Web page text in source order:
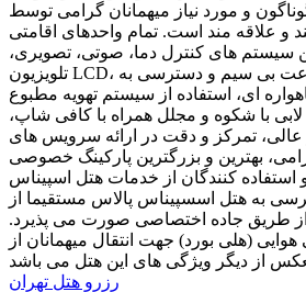
و مورد نیاز میهمانان گرامی توسط
و علاقه مند است. تمام واحدهای اقامتی
سیستم های کنترل دما، صوتی، تصویری،
تلویزیون LCD، تلفن، اینترنت پرسرعت بی سیم و دسترسی به
ای، استفاده از سیستم تهویه مطبوع
با شکوه و مجلل همراه با کافی شاپ،
عالی، تمرکز و دقت در ارائه سرویس های
بهترین و بزرگترین پارکینگ خصوصی
استفاده کنندگان از خدمات هتل اسپیناس
به هتل اسسپیناس پالاس مستقیما از
و از طریق جاده اختصاصی صورت می پذیرد.
هوایی (هلی بورد) جهت انتقال میهمانان از
رزرو هتل تهران